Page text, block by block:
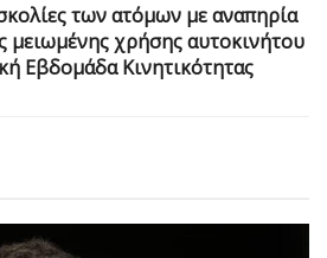
των ατόμων με αναπηρία
μειωμένης χρήσης αυτοκινήτου
Εβδομάδα Κινητικότητας